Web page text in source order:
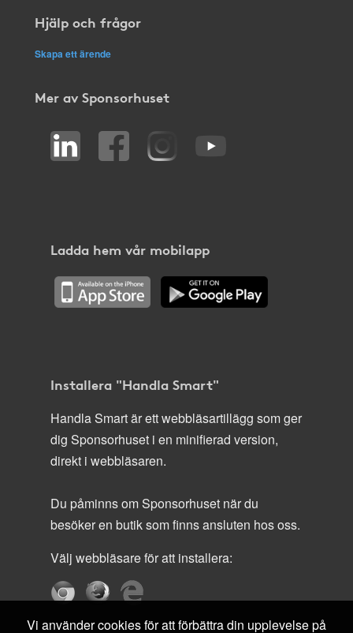
Hjälp och frågor
Skapa ett ärende
Mer av Sponsorhuset
Ladda hem vår mobilapp
Installera "Handla Smart"
Handla Smart är ett webbläsartillägg som ger
dig Sponsorhuset i en minifierad version,
direkt i webbläsaren.
Du påminns om Sponsorhuset när du
besöker en butik som finns ansluten hos oss.
Välj webbläsare för att installera:
Vi använder cookies för att förbättra din upplevelse på